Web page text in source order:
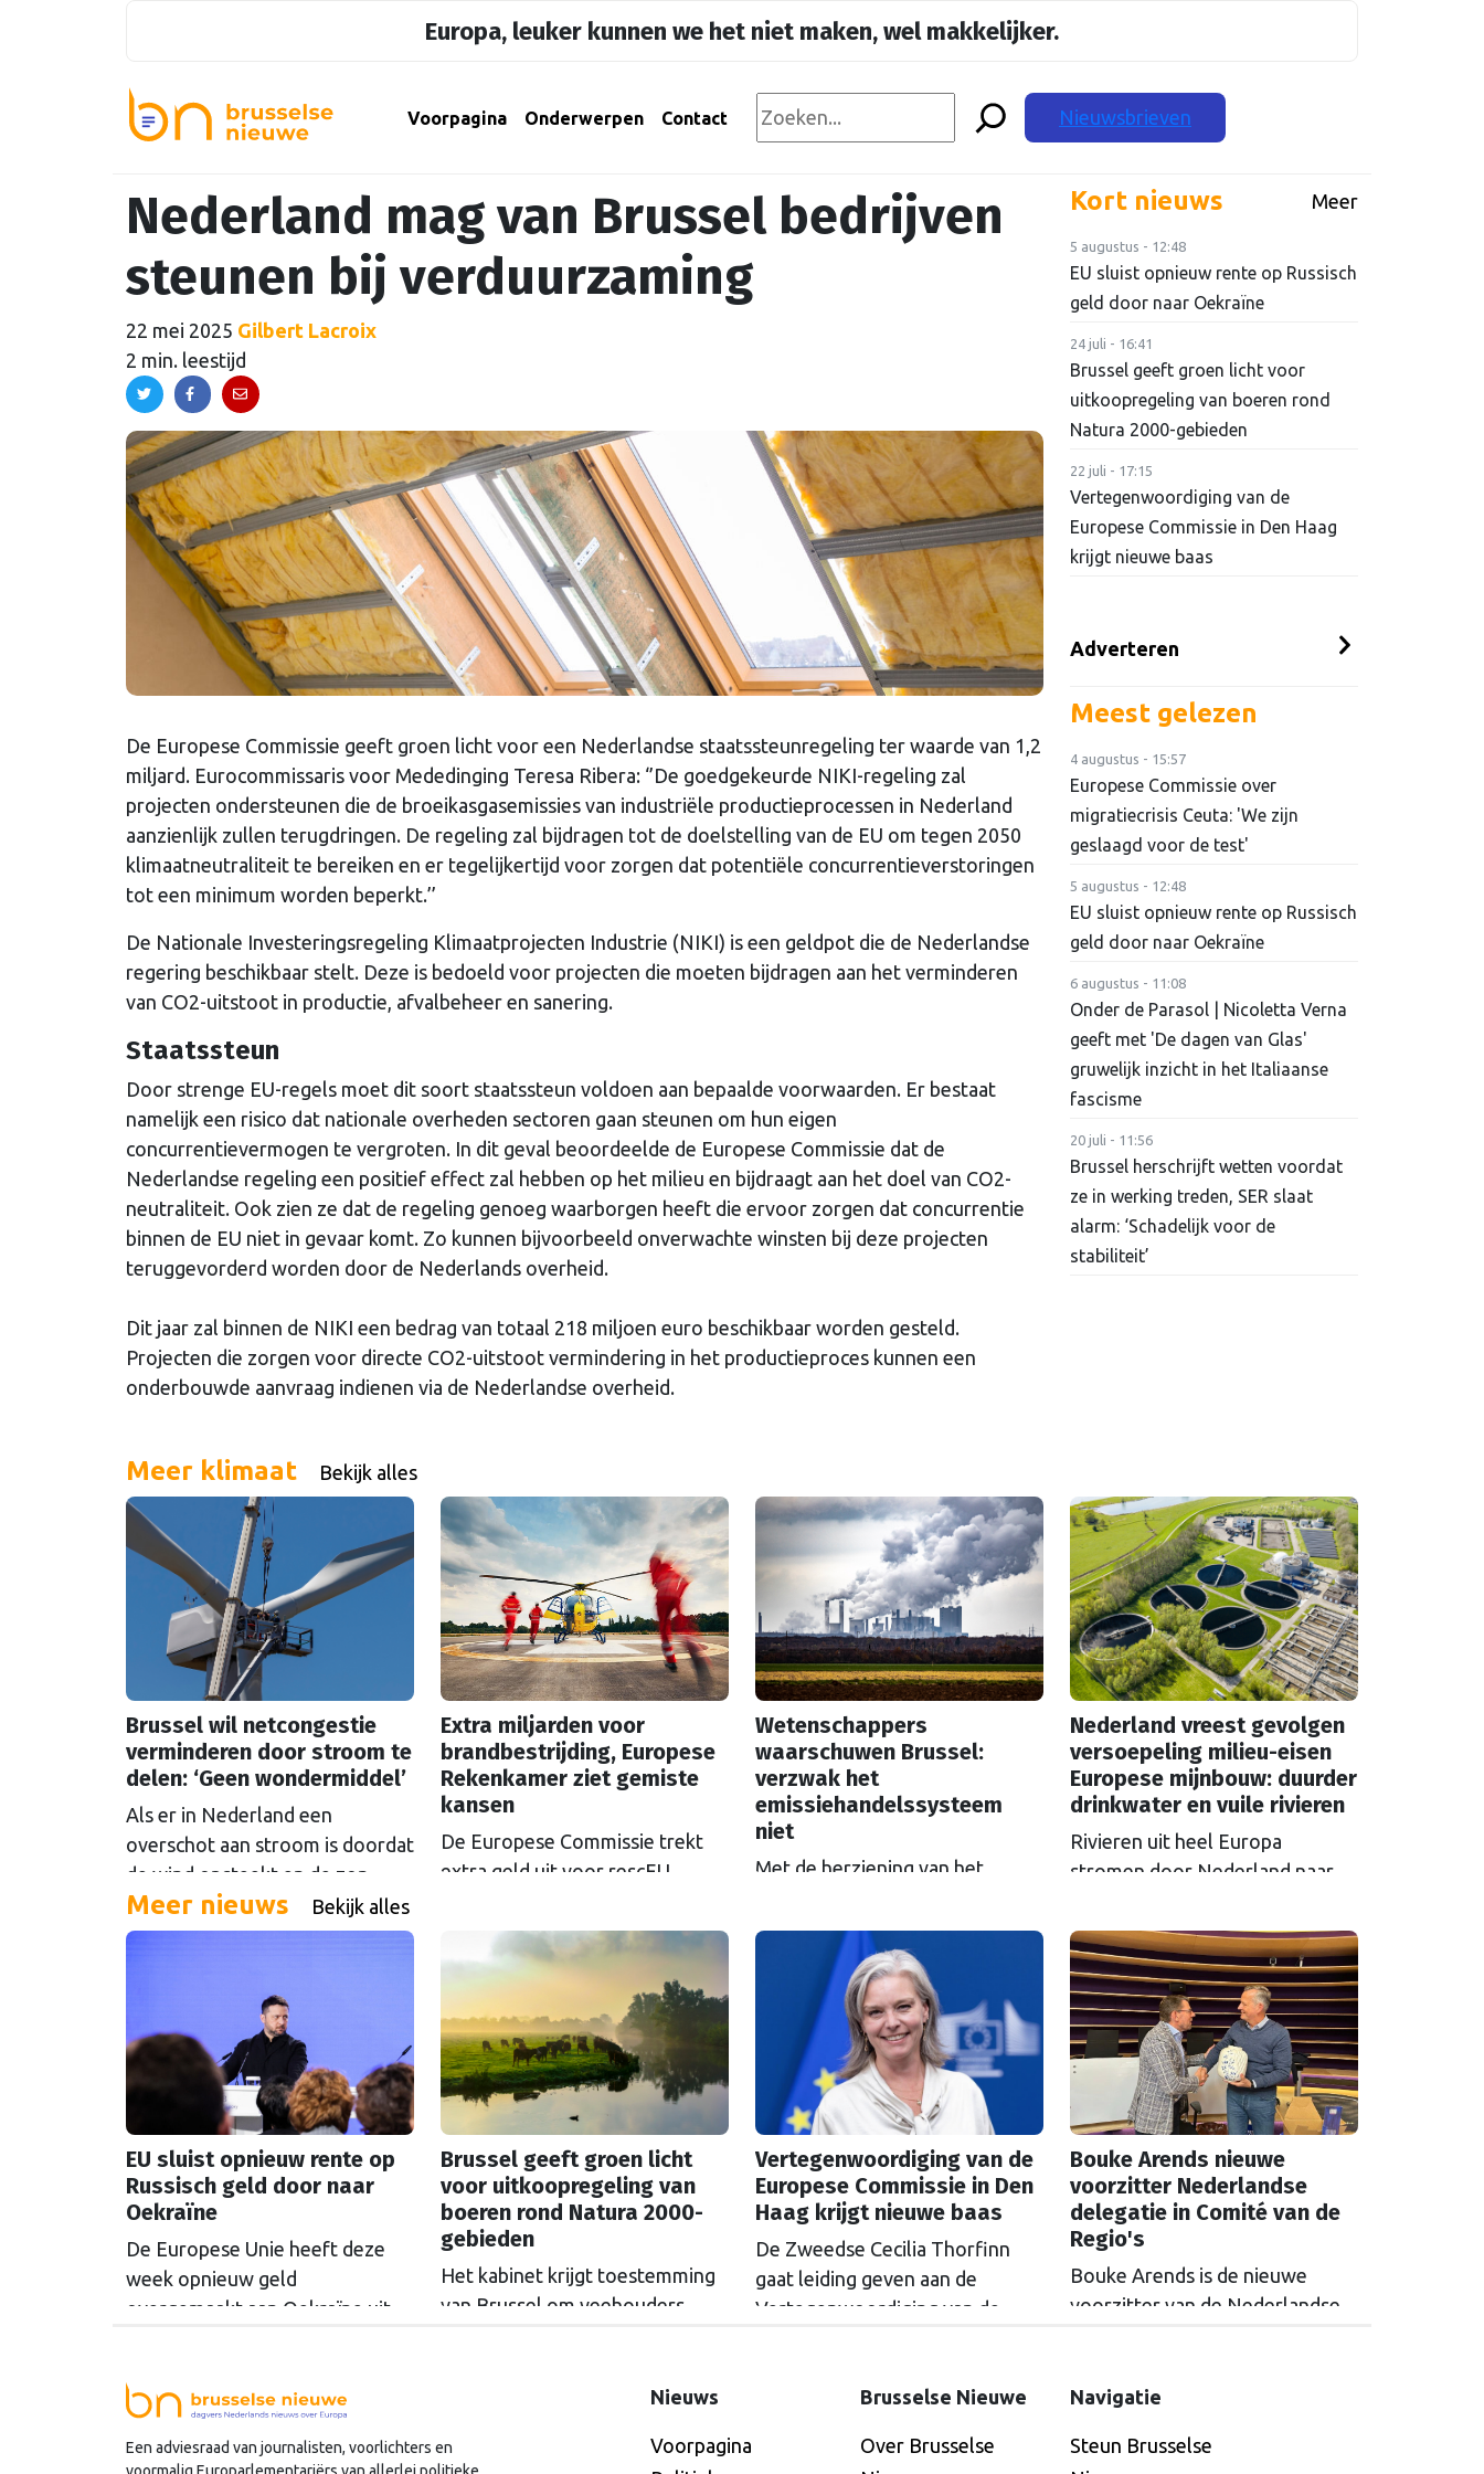
Europa, leuker kunnen we het niet maken, wel makkelijker.
Voorpagina Onderwerpen Contact Nieuwsbrieven
Nederland mag van Brussel bedrijven
steunen bij verduurzaming
22 mei 2025 Gilbert Lacroix
2 min. leestijd
De Europese Commissie geeft groen licht voor een Nederlandse staatssteunregeling ter waarde van 1,2
miljard. Eurocommissaris voor Mededinging Teresa Ribera: ‘’De goedgekeurde NIKI-regeling zal
projecten ondersteunen die de broeikasgasemissies van industriële productieprocessen in Nederland
aanzienlijk zullen terugdringen. De regeling zal bijdragen tot de doelstelling van de EU om tegen 2050
klimaatneutraliteit te bereiken en er tegelijkertijd voor zorgen dat potentiële concurrentieverstoringen
tot een minimum worden beperkt.’’
De Nationale Investeringsregeling Klimaatprojecten Industrie (NIKI) is een geldpot die de Nederlandse
regering beschikbaar stelt. Deze is bedoeld voor projecten die moeten bijdragen aan het verminderen
van CO2-uitstoot in productie, afvalbeheer en sanering.
Staatssteun
Door strenge EU-regels moet dit soort staatssteun voldoen aan bepaalde voorwaarden. Er bestaat
namelijk een risico dat nationale overheden sectoren gaan steunen om hun eigen
concurrentievermogen te vergroten. In dit geval beoordeelde de Europese Commissie dat de
Nederlandse regeling een positief effect zal hebben op het milieu en bijdraagt aan het doel van CO2-
neutraliteit. Ook zien ze dat de regeling genoeg waarborgen heeft die ervoor zorgen dat concurrentie
binnen de EU niet in gevaar komt. Zo kunnen bijvoorbeeld onverwachte winsten bij deze projecten
teruggevorderd worden door de Nederlands overheid.
Dit jaar zal binnen de NIKI een bedrag van totaal 218 miljoen euro beschikbaar worden gesteld.
Projecten die zorgen voor directe CO2-uitstoot vermindering in het productieproces kunnen een
onderbouwde aanvraag indienen via de Nederlandse overheid.
Kort nieuws Meer
5 augustus - 12:48
EU sluist opnieuw rente op Russisch
geld door naar Oekraïne
24 juli - 16:41
Brussel geeft groen licht voor
uitkoopregeling van boeren rond
Natura 2000-gebieden
22 juli - 17:15
Vertegenwoordiging van de
Europese Commissie in Den Haag
krijgt nieuwe baas
Adverteren
Meest gelezen
4 augustus - 15:57
Europese Commissie over
migratiecrisis Ceuta: 'We zijn
geslaagd voor de test'
5 augustus - 12:48
EU sluist opnieuw rente op Russisch
geld door naar Oekraïne
6 augustus - 11:08
Onder de Parasol | Nicoletta Verna
geeft met 'De dagen van Glas'
gruwelijk inzicht in het Italiaanse
fascisme
20 juli - 11:56
Brussel herschrijft wetten voordat
ze in werking treden, SER slaat
alarm: ‘Schadelijk voor de
stabiliteit’
Meer klimaat Bekijk alles
Brussel wil netcongestie
verminderen door stroom te
delen: ‘Geen wondermiddel’
Als er in Nederland een
overschot aan stroom is doordat
de wind opsteekt en de zon
schijnt, loont het om die stroom
te delen. Maar Europese
maken stuiten op kritiek.
Extra miljarden voor
brandbestrijding, Europese
Rekenkamer ziet gemiste
kansen
De Europese Commissie trekt
extra geld uit voor rescEU,
Maar dat geld wordt niet altijd
even goed uitgegeven, ziet de
Europese Rekenkamer.
Wetenschappers
waarschuwen Brussel:
verzwak het
emissiehandelssysteem
niet
Met de herziening van het
emissiehandelssysteem ETS in
zicht, groeien de klachten over
de ‘koolstoftaks’. Zal ETS
versoepeld worden? Als het aan
wetenschappers ligt, is dat een
grove fout.
Nederland vreest gevolgen
versoepeling milieu-eisen
Europese mijnbouw: duurder
drinkwater en vuile rivieren
Rivieren uit heel Europa
stromen door Nederland naar
Als Brussel de milieu-eisen voor
mijnbouwbedrijven versoepelt,
zijn het de Nederlandse
drinkwaterbedrijven die dat
moeten oplossen.
Meer nieuws Bekijk alles
EU sluist opnieuw rente op
Russisch geld door naar
Oekraïne
De Europese Unie heeft deze
week opnieuw geld
overgemaakt aan Oekraïne uit
om 1,4 miljard euro. Dat is de
Russische Centrale Bank ooit bij
Brussel geeft groen licht
voor uitkoopregeling van
boeren rond Natura 2000-
gebieden
Het kabinet krijgt toestemming
van Brussel om veehouders
Commissie gaat akkoord met
miljoen euro.
Vertegenwoordiging van de
Europese Commissie in Den
Haag krijgt nieuwe baas
De Zweedse Cecilia Thorfinn
gaat leiding geven aan de
Vertegenwoordiging van de
Bouke Arends nieuwe
voorzitter Nederlandse
delegatie in Comité van de
Regio's
Bouke Arends is de nieuwe
voorzitter van de Nederlandse
huidige burgemeester van
Commissaris van de
Een adviesraad van journalisten, voorlichters en
Nieuws
Voorpagina
Brusselse Nieuwe
Over Brusselse
Navigatie
Steun Brusselse